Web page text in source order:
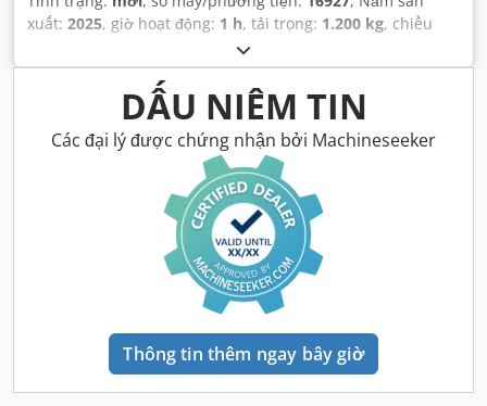
xuất: 2025, giờ hoạt động: 1 h, tải trọng: 1.200 kg, chiều
, tâm tải trọng:
liệu:điện, loại cột:Simplex, chiều cao xây dựng:2.280
, điện áp ắc quy: 24 V, chiều dài càng: 1.150 mm
lượng tổng cộng:576 kg
DẤU NIÊM TIN
Các đại lý được chứng nhận bởi Machineseeker
Thông tin thêm ngay bây giờ